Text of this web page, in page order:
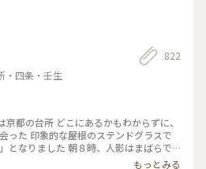
・四条・壬生
822
った 印象的な屋根のステンドグラスで
となりました 朝８時、人影はまばらで
タッフ 並ぶ海鮮があまりに美味しそう
もっとみる